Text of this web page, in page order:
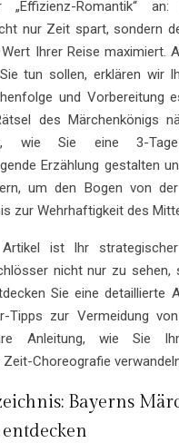
„Effizienz-Romantik“
nur Zeit spart, sondern
Ihrer Reise maximiert.
tun sollen, erklären wir
und Vorbereitung
des Märchenkönigs
wie Sie eine 3-
Erzählung gestalten
um den Bogen von
zur Wehrhaftigkeit des
ist Ihr
nicht nur zu sehen,
Sie eine detaillierte
Tipps zur Vermeidung
Anleitung, wie Sie
Choreografie
Bayerns